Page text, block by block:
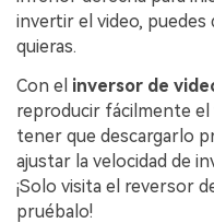
invertir el video, puedes
quieras.
Con el inversor de
reproducir fácilmente el
tener que descargarlo
ajustar la velocidad de
¡Solo visita el reversor
pruébalo!